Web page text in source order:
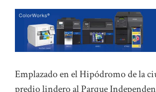
Emplazado en el Hipódromo de la
predio lindero al Parque